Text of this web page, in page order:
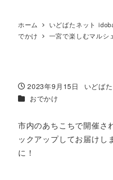
ホーム いどばたネット
でかけ
一宮で楽しむマルシ
投稿日
2023年9月15日
著
いどば
カテゴリー
おでかけ
市内のあちこちで開催さ
ックアップしてお届けし
に！